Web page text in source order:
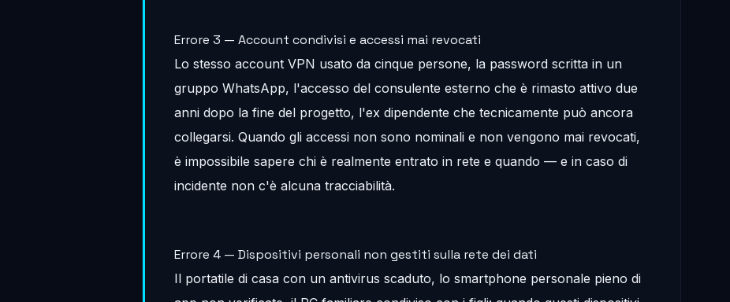
Errore 3 — Account condivisi e accessi mai revocati
Lo stesso account VPN usato da cinque persone, la password scritta in un
gruppo WhatsApp, l'accesso del consulente esterno che è rimasto attivo due
anni dopo la fine del progetto, l'ex dipendente che tecnicamente può ancora
collegarsi. Quando gli accessi non sono nominali e non vengono mai revocati,
è impossibile sapere chi è realmente entrato in rete e quando — e in caso di
incidente non c'è alcuna tracciabilità.
Errore 4 — Dispositivi personali non gestiti sulla rete dei dati
Il portatile di casa con un antivirus scaduto, lo smartphone personale pieno di